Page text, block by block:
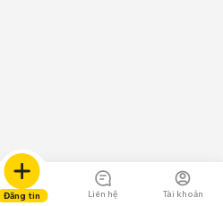
Đăng tin Liên hệ Tài khoản